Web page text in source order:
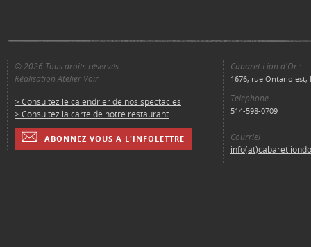
© 2026 Tous droits réservés
Réalisation Atelier Voir
> Consultez le calendrier de nos spectacles
> Consultez la carte de notre restaurant
ABONNEZ VOUS À L'INFOLETTRE
Cabaret Lion d'Or :
1676, rue Ontario est,
Téléphone
514-598-0709
Courriel